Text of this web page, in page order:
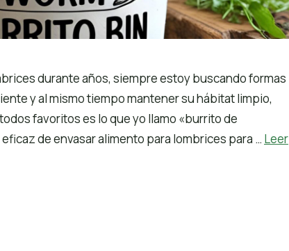
durante años, siempre estoy buscando formas
y al mismo tiempo mantener su hábitat limpio,
favoritos es lo que yo llamo «burrito de
de envasar alimento para lombrices para … Leer